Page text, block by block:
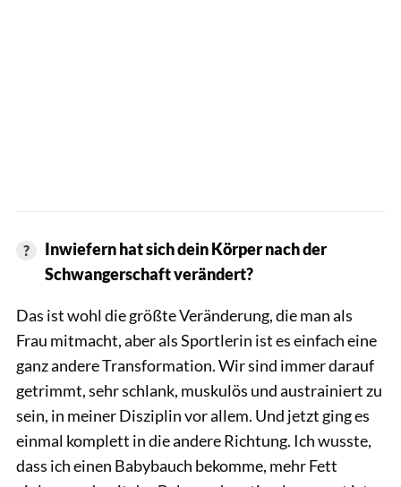
Inwiefern hat sich dein Körper nach der
Schwangerschaft verändert?
Das ist wohl die größte Veränderung, die man als
Frau mitmacht, aber als Sportlerin ist es einfach eine
ganz andere Transformation. Wir sind immer darauf
getrimmt, sehr schlank, muskulös und austrainiert zu
sein, in meiner Disziplin vor allem. Und jetzt ging es
einmal komplett in die andere Richtung. Ich wusste,
dass ich einen Babybauch bekomme, mehr Fett